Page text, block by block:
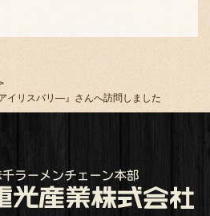
イリスバリ―』さんへ訪問しました